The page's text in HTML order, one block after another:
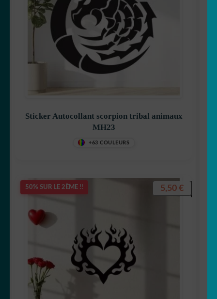
Sticker Autocollant scorpion tribal animaux
MH23
+63 COULEURS
50% SUR LE 2ÈME !! 5,50 €